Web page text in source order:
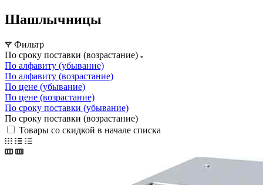
Шашлычницы
Фильтр
По сроку поставки (возрастание)
По алфавиту (убывание)
По алфавиту (возрастание)
По цене (убывание)
По цене (возрастание)
По сроку поставки (убывание)
По сроку поставки (возрастание)
Товары со скидкой в начале списка